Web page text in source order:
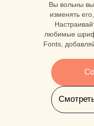
Вы вольны
изменять
любимые
Fonts,